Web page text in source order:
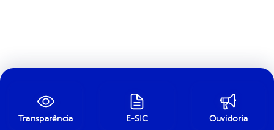
Transparência E-SIC Ouvidoria